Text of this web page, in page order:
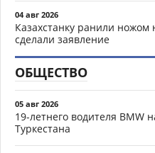
04 авг 2026
Казахстанку ранили
сделали заявление
ОБЩЕСТВО
05 авг 2026
19-летнего водителя BMW
Туркестана